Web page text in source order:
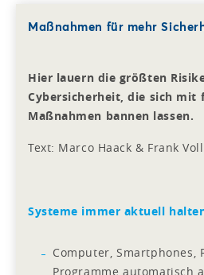
Maßnahmen für mehr
Hier lauern die größten
Cybersicherheit, die sich mit
Maßnahmen bannen lassen.
Text: Marco Haack & Frank
Systeme immer aktuell
Computer, Smartphones,
Programme automatisch